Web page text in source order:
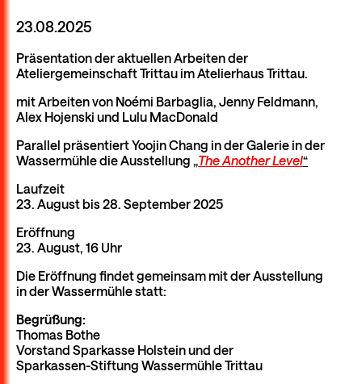
23.08.2025
Präsentation der aktuellen Arbeiten der
Ateliergemeinschaft Trittau im Atelierhaus Trittau.
mit Arbeiten von Noémi Barbaglia, Jenny Feldmann,
Alex Hojenski und Lulu MacDonald
Parallel präsentiert Yoojin Chang in der Galerie in der
Wassermühle die Ausstellung The Another Level“
Laufzeit
23. August bis 28. September 2025
Eröffnung
23. August, 16 Uhr
Die Eröffnung findet gemeinsam mit der Ausstellung
in der Wassermühle statt:
Begrüßung:
Thomas Bothe
Vorstand Sparkasse Holstein und der
Sparkassen-Stiftung Wassermühle Trittau